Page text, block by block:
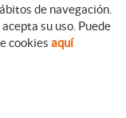
COMPRA
DE COMPRA
de navegación.
su uso. Puede
cookies aquí